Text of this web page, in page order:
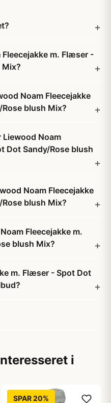
m. Flæser -
Mix?
Noam Fleecejakke
blush Mix?
Liewood Noam
Dot Sandy/Rose blush
Noam Fleecejakke
blush Mix?
Fleecejakke m.
blush Mix?
m. Flæser - Spot Dot
i
SPAR 20%